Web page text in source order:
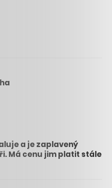
a je zaplavený
Má cenu jim platit stále